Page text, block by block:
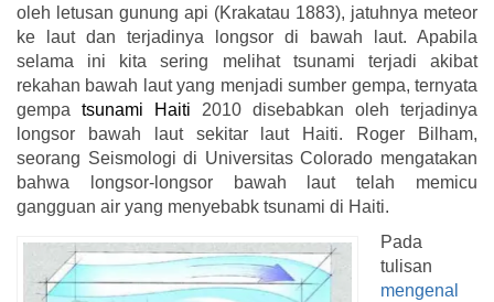
oleh letusan gunung api (Krakatau 1883), jatuhnya meteor
ke laut dan terjadinya longsor di bawah laut. Apabila
selama ini kita sering melihat tsunami terjadi akibat
rekahan bawah laut yang menjadi sumber gempa, ternyata
gempa tsunami Haiti 2010 disebabkan oleh terjadinya
longsor bawah laut sekitar laut Haiti. Roger Bilham,
seorang Seismologi di Universitas Colorado mengatakan
bahwa longsor-longsor bawah laut telah memicu
gangguan air yang menyebabk tsunami di Haiti.
Pada
tulisan
mengenal